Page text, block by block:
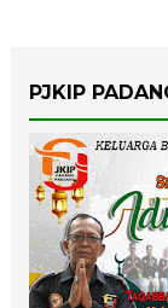
PJKIP